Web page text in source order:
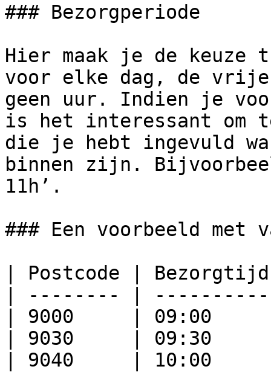
### Bezorgperiode
Hier maak je de
voor elke dag, de
geen uur. Indien je
is het interessant om
die je hebt ingevuld
binnen zijn.
11h’.
### Een voorbeeld met
| Postcode |
| -------- |
| 9000     | 09:00
| 9030     | 09:30
| 9040     | 10:00